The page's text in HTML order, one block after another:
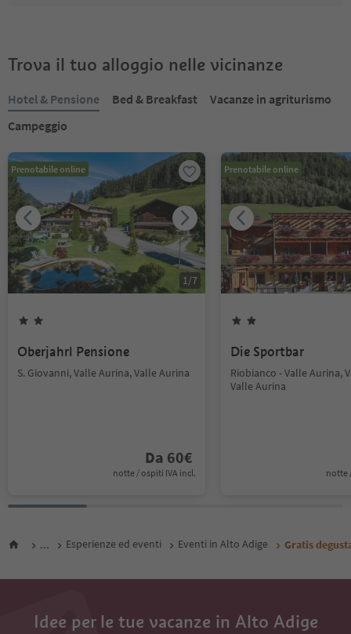
Trova il tuo alloggio nelle vicinanze
Hotel & Pensione Bed & Breakfast
Vacanze in agriturismo
Campeggio
Prenotabile online
1/7
Oberjahrl Pensione
S. Giovanni, Valle Aurina, Valle Aurina
Da 60€
notte / ospiti IVA incl.
Prenotabile online
Die Sportbar
Riobianco - Valle Aurina,
Valle Aurina
notte
... Esperienze ed eventi Eventi in Alto Adige Gratis
Idee per le tue vacanze in Alto Adige